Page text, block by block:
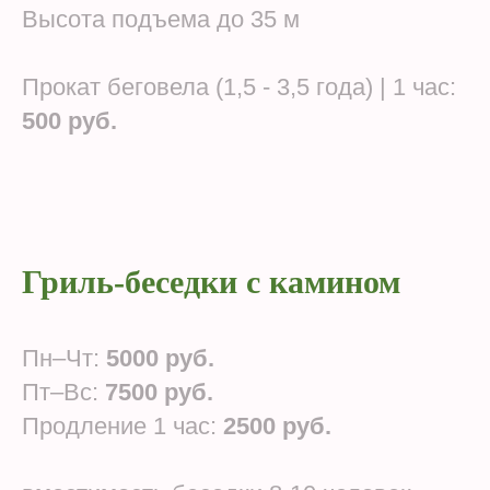
Высота подъема до 35 м
Прокат беговела (1,5 - 3,5 года) | 1 час:
500 руб.
Гриль-беседки с камином
Пн–Чт: 5000 руб.
Пт–Вс: 7500 руб.
Продление 1 час: 2500 руб.